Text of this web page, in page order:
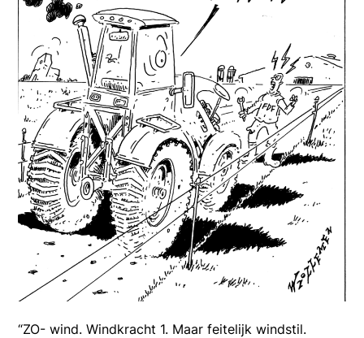
“ZO- wind. Windkracht 1. Maar feitelijk windstil.